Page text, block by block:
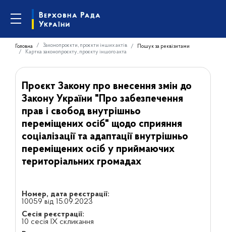
Головна Законопроєкти, проєкти інших актів
Пошук за реквізитами
Картка законопроєкту, проєкту іншого акта
Проєкт Закону про внесення змін до
Закону України "Про забезпечення
прав і свобод внутрішньо
переміщених осіб" щодо сприяння
соціалізації та адаптації внутрішньо
переміщених осіб у приймаючих
територіальних громадах
Номер, дата реєстрації:
10059 від 15.09.2023
Сесія реєстрації:
10 сесія IX скликання